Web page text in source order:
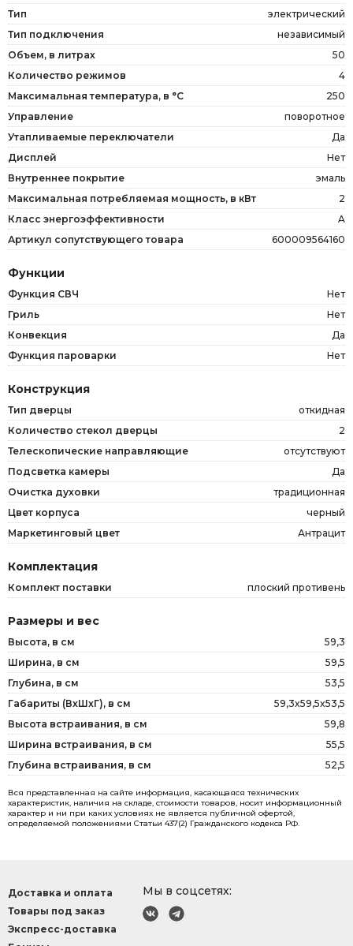
Тип
электрический
Тип подключения
независимый
Объем, в литрах
50
Количество режимов
4
Максимальная температура, в °C
250
Управление
поворотное
Утапливаемые переключатели
Да
Дисплей
Нет
Внутреннее покрытие
эмаль
Максимальная потребляемая мощность, в кВт
2
Класс энергоэффективности
A
Артикул сопутствующего товара
600009564160
Функции
Функция СВЧ
Нет
Гриль
Нет
Конвекция
Да
Функция пароварки
Нет
Конструкция
Тип дверцы
откидная
Количество стекол дверцы
2
Телескопические направляющие
отсутствуют
Подсветка камеры
Да
Очистка духовки
традиционная
Цвет корпуса
черный
Маркетинговый цвет
Антрацит
Комплектация
Комплект поставки плоский противень
Размеры и вес
Высота, в см
59,3
Ширина, в см
59,5
Глубина, в см
53,5
Габариты (ВxШxГ), в см
59,3x59,5x53,5
Высота встраивания, в см
59,8
Ширина встраивания, в см
55,5
Глубина встраивания, в см
52,5
Вся представленная на сайте информация, касающаяся технических
характеристик, наличия на складе, стоимости товаров, носит информационный
характер и ни при каких условиях не является публичной офертой,
определяемой положениями Статьи 437(2) Гражданского кодекса РФ.
Мы в соцсетях:
Доставка и оплата
Товары под заказ
Экспресс-доставка